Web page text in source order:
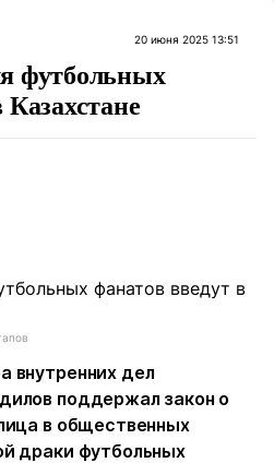
20 июня 2025 13:51
футбольных
внутренних дел
поддержал закон о
в общественных
драки футбольных